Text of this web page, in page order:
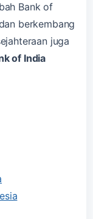
Bank of
berkembang
juga
of India